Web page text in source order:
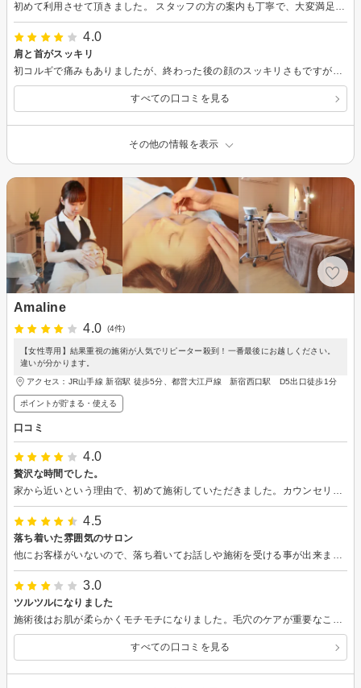
初めて利用させて頂きました。 スタッフの方の案内も丁寧で、大変満足でした。 機会があれば、再度伺いたいと思います。 ありがとうございました。
4.0
肩と首がスッキリ
初コルギで痛みもありましたが、終わった後の顔のスッキリさもですが、ゴリゴリの首と肩が軽くなり、とても良かったです！ また伺います。
すべての口コミを見る
その他の情報を表示
Amaline
4.0
(4件)
【女性専用】結果重視の施術が人気でリピーター殺到！一番最後にお越しください。
違いが分かります。
アクセス：JR山手線 新宿駅 徒歩5分、都営大江戸線 新宿西口駅 D5出口徒歩1分
ポイントが貯まる・使える
口コミ
4.0
贅沢な時間でした。
家から近いという理由で、初めて施術していただきました。カウンセリングから施術までトータル3時間、私だけのために時間を費やしていただきとても贅沢な時間でした。金額的に考えるとかなりコスパが良いです。毛穴の汚れは思った以上にごっそり取れて、肌がワントーン明るくなりました。是非継続的に通いたいと思います。ありがとうございました。
4.5
落ち着いた雰囲気のサロン
他にお客様がいないので、落ち着いてお話しや施術を受ける事が出来ました。 説明も丁寧で、目で見て分かる様に施術前と後を見比べる事ができる様にして頂いて、満足でした。定期的に通わせて頂きたいと思います。
3.0
ツルツルになりました
施術後はお肌が柔らかくモチモチになりました。毛穴のケアが重要なこともよくわかりました。 使ってるお化粧品もよさそうで欲しくなりました。続けたら本当に切れ味になりそうです！
すべての口コミを見る